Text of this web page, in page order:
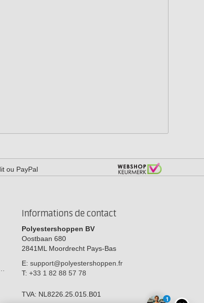
ou PayPal
Informations de contact
Polyestershoppen BV
Oostbaan 680
2841ML Moordrecht Pays-Bas
E: support@polyestershoppen.fr
T: +33 1 82 88 57 78
TVA: NL8226.25.015.B01
1